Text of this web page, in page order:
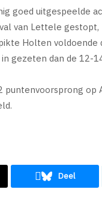
goed uitgespeelde
van Lettele
Holten
gezeten dan de 12-
op
Deel